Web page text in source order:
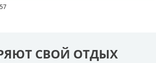
СВОЙ ОТДЫХ